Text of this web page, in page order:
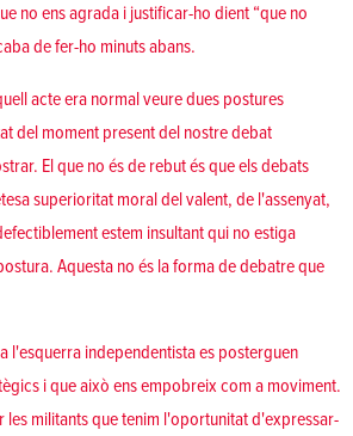
no ens agrada i justificar-ho dient “que no
de fer-ho minuts abans.
acte era normal veure dues postures
del moment present del nostre debat
El que no és de rebut és que els debats
superioritat moral del valent, de l'assenyat,
estem insultant qui no estiga
Aquesta no és la forma de debatre que
l'esquerra independentista es posterguen
i que això ens empobreix com a moviment.
les militants que tenim l'oportunitat d'expressar-